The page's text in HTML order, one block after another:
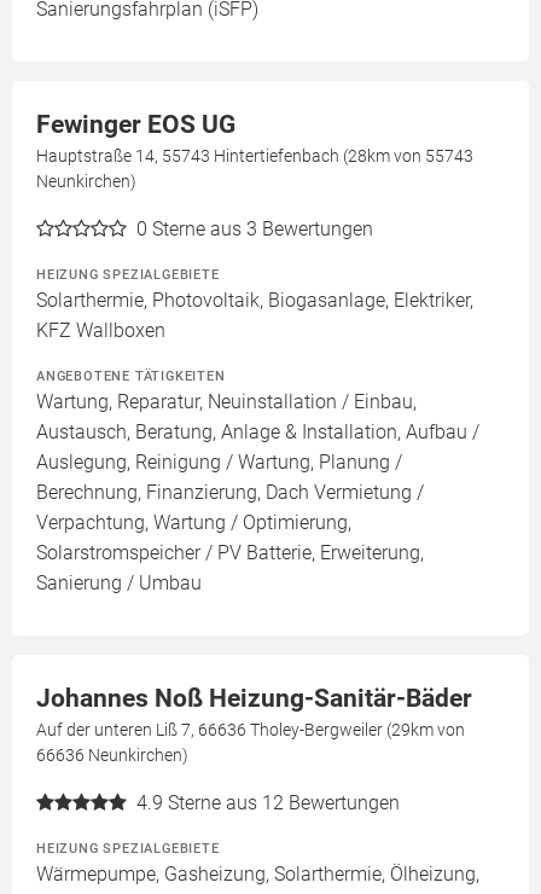
Sanierungsfahrplan (iSFP)
Fewinger EOS UG
Hauptstraße 14, 55743 Hintertiefenbach (28km von 55743
Neunkirchen)
0 Sterne aus 3 Bewertungen
HEIZUNG SPEZIALGEBIETE
Solarthermie, Photovoltaik, Biogasanlage, Elektriker,
KFZ Wallboxen
ANGEBOTENE TÄTIGKEITEN
Wartung, Reparatur, Neuinstallation / Einbau,
Austausch, Beratung, Anlage & Installation, Aufbau /
Auslegung, Reinigung / Wartung, Planung /
Berechnung, Finanzierung, Dach Vermietung /
Verpachtung, Wartung / Optimierung,
Solarstromspeicher / PV Batterie, Erweiterung,
Sanierung / Umbau
Johannes Noß Heizung-Sanitär-Bäder
Auf der unteren Liß 7, 66636 Tholey-Bergweiler (29km von
66636 Neunkirchen)
4.9 Sterne aus 12 Bewertungen
HEIZUNG SPEZIALGEBIETE
Wärmepumpe, Gasheizung, Solarthermie, Ölheizung,